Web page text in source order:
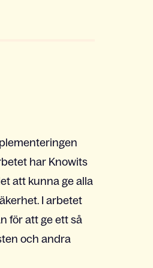
har Knowits
att kunna ge alla
I arbetet
för att ge ett så
och andra